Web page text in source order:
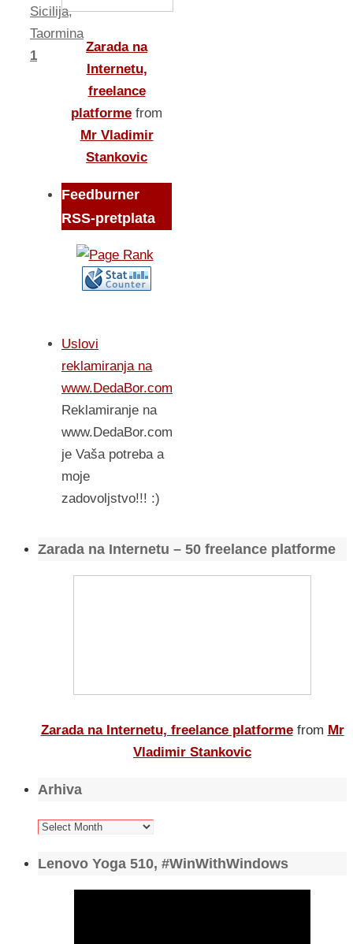
Sicilija,
Taormina
1
Zarada na
Internetu,
freelance
platforme from
Mr Vladimir
Stankovic
Feedburner
RSS-pretplata
Uslovi
reklamiranja na
www.DedaBor.com
Reklamiranje na
www.DedaBor.com
je Vaša potreba a
moje
zadovoljstvo!!! :)
Zarada na Internetu – 50 freelance platforme
Zarada na Internetu, freelance platforme from Mr
Vladimir Stankovic
Arhiva
Arhiva
Lenovo Yoga 510, #WinWithWindows